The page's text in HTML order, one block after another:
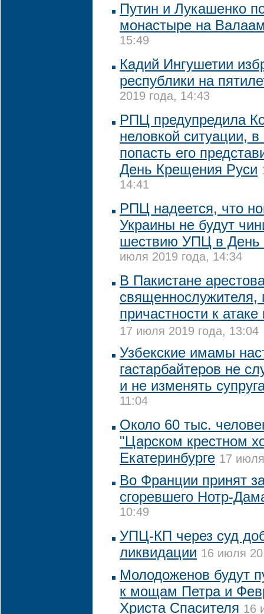
Путин и Лукашенко
монастыре на
15:49
Кадий Ингушетии
республики на
2019 года, 14:43
РПЦ предупредила
неловкой ситуации,
попасть его
День Крещения Руси
14:41
РПЦ надеется, что
Украины не будут
шествию УПЦ в День
июля 2019 года, 14:34
В Пакистане
священнослужителя,
причастности к
17 июля 2019 года, 13:04
Узбекские имамы
гастарбайтеров не
и не изменять
11:04
Около 60 тыс.
"Царском крестном
Екатеринбурге 17
Во Франции принят
сгоревшего Нотр-
10:49
УПЦ-КП через суд
ликвидации 16 июля
Молодоженов будут
к мощам Петра и
Христа Спасителя 16